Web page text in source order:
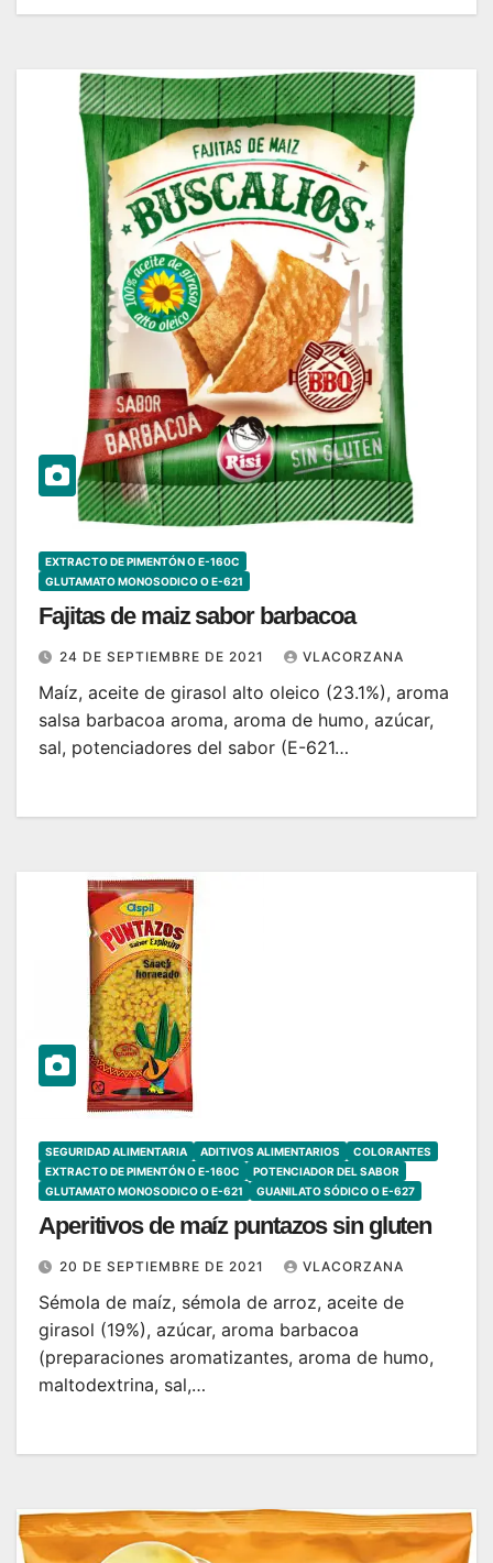
EXTRACTO DE PIMENTÓN O E-160C
GLUTAMATO MONOSODICO O E-621
Fajitas de maiz sabor barbacoa
24 DE SEPTIEMBRE DE 2021 VLACORZANA
Maíz, aceite de girasol alto oleico (23.1%), aroma
salsa barbacoa aroma, aroma de humo, azúcar,
sal, potenciadores del sabor (E-621…
SEGURIDAD ALIMENTARIA ADITIVOS ALIMENTARIOS
COLORANTES
EXTRACTO DE PIMENTÓN O E-160C
POTENCIADOR DEL SABOR
GLUTAMATO MONOSODICO O E-621
GUANILATO SÓDICO O E-627
Aperitivos de maíz puntazos sin gluten
20 DE SEPTIEMBRE DE 2021 VLACORZANA
Sémola de maíz, sémola de arroz, aceite de
girasol (19%), azúcar, aroma barbacoa
(preparaciones aromatizantes, aroma de humo,
maltodextrina, sal,…